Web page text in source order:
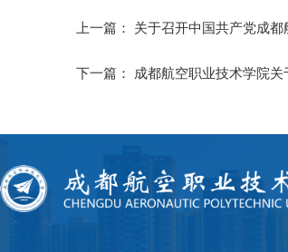
上一篇： 关于召开中国共产党成
下一篇： 成都航空职业技术学院